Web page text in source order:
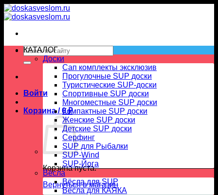
Skip
to
Искать:
Войти
Корзина /0₽
Корзина пуста.
Вернуться в магазин
КАТАЛОГ
Доски
Сап комплекты эксклюзив
Прогулочные SUP доски
Туристические SUP-доски
Спортивные SUP доски
Многоместные SUP доски
Компактные SUP доски
Женские SUP доски
Детские SUP доски
Серфинг
SUP для Рыбалки
SUP-Wind
SUP-Йога
Вёсла
Вёсла для SUP
Весла для КАЯКА